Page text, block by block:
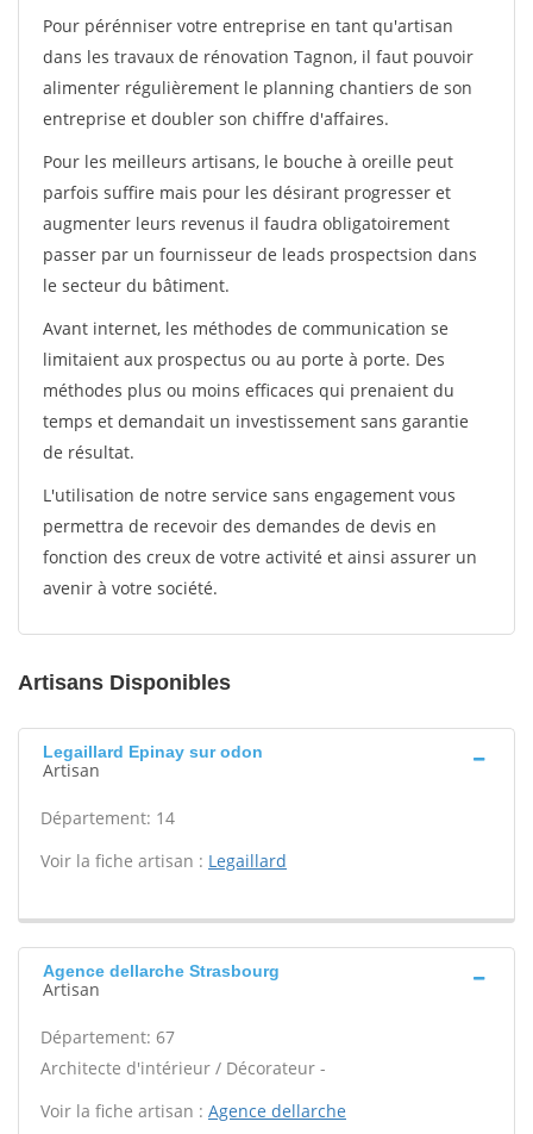
Pour pérénniser votre entreprise en tant qu'artisan
dans les travaux de rénovation Tagnon, il faut pouvoir
alimenter régulièrement le planning chantiers de son
entreprise et doubler son chiffre d'affaires.
Pour les meilleurs artisans, le bouche à oreille peut
parfois suffire mais pour les désirant progresser et
augmenter leurs revenus il faudra obligatoirement
passer par un fournisseur de leads prospectsion dans
le secteur du bâtiment.
Avant internet, les méthodes de communication se
limitaient aux prospectus ou au porte à porte. Des
méthodes plus ou moins efficaces qui prenaient du
temps et demandait un investissement sans garantie
de résultat.
L'utilisation de notre service sans engagement vous
permettra de recevoir des demandes de devis en
fonction des creux de votre activité et ainsi assurer un
avenir à votre société.
Artisans Disponibles
Legaillard Epinay sur odon
Artisan
Département: 14
Voir la fiche artisan : Legaillard
Agence dellarche Strasbourg
Artisan
Département: 67
Architecte d'intérieur / Décorateur -
Voir la fiche artisan : Agence dellarche